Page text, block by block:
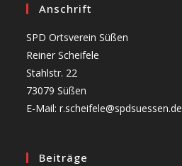
Anschrift
SPD Ortsverein Süßen
Reiner Scheifele
Stahlstr. 22
73079 Süßen
E-Mail: r.scheifele@spdsuessen.de
Beiträge